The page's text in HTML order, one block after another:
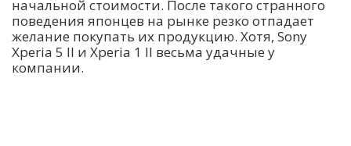
начальной стоимости. После такого странного
поведения японцев на рынке резко отпадает
желание покупать их продукцию. Хотя, Sony
Xperia 5 II и Xperia 1 II весьма удачные у
компании.